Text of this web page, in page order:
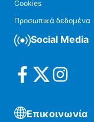
Cookies
Προσωπικά δεδομένα
Social Media
Επικοινωνία